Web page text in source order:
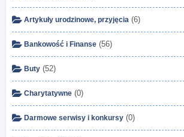
Artykuły urodzinowe, przyjęcia (6)
Bankowość i Finanse (56)
Buty (52)
Charytatywne (0)
Darmowe serwisy i konkursy (0)